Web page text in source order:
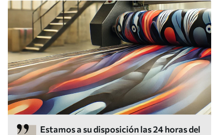
Estamos a su disposición las 24 horas del